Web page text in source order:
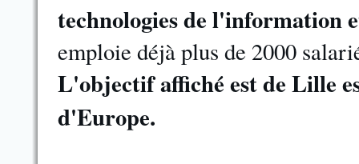
technologies de l'information
emploie déjà plus de 2000
L'objectif affiché est de Lille
d'Europe.